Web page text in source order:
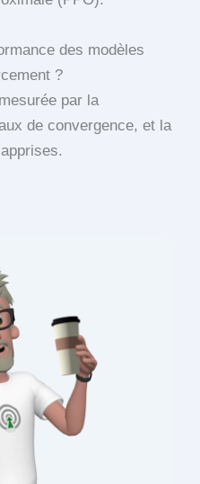
des modèles
?
par la
de convergence, et la